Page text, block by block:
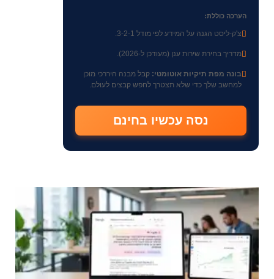
הערכה כוללת:
צ'ק-ליסט הגנה על המידע לפי מודל 3-2-1.
מדריך בחירת שירות ענן (מעודכן ל-2026).
בונה מפת תיקיות אוטומטי: קבל מבנה היררכי מוכן
למחשב שלך כדי שלא תצטרך לחפש קבצים לעולם.
נסה עכשיו בחינם